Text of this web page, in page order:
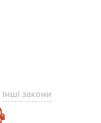
Інші закони